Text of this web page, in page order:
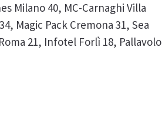
Milano 40, MC-Carnaghi Villa
Magic Pack Cremona 31, Sea
21, Infotel Forlì 18, Pallavolo